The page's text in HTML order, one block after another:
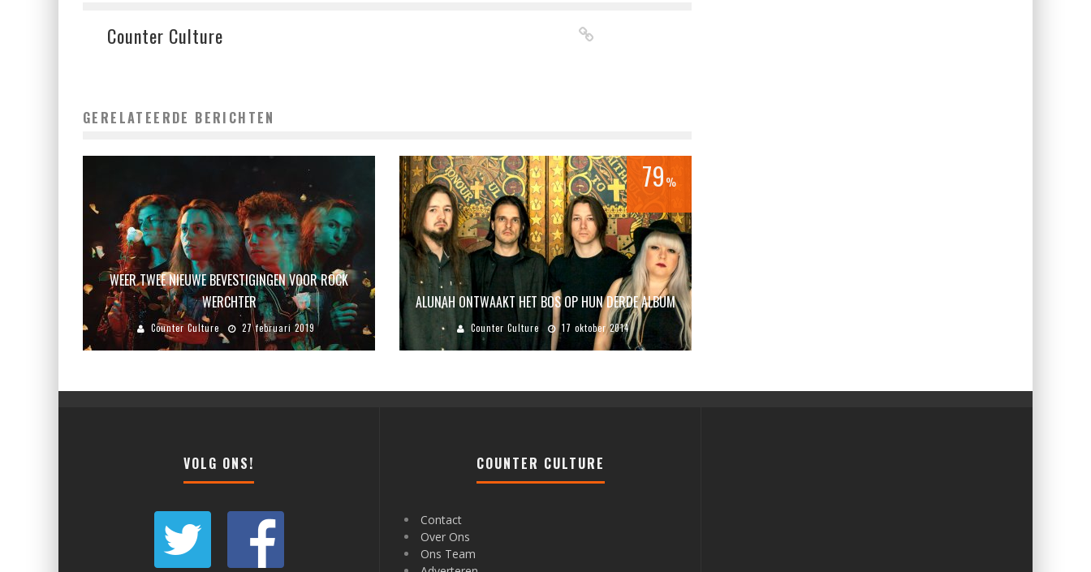
Counter Culture
GERELATEERDE BERICHTEN
WEER TWEE NIEUWE BEVESTIGINGEN VOOR ROCK
WERCHTER
Counter Culture 27 februari 2019
79%
ALUNAH ONTWAAKT HET BOS OP HUN DERDE ALBUM
Counter Culture 17 oktober 2014
VOLG ONS! COUNTER CULTURE
Contact
Over Ons
Ons Team